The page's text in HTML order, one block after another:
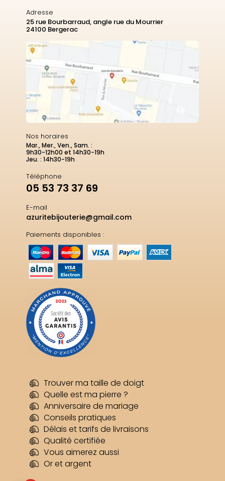
Adresse
25 rue Bourbarraud, angle rue du Mourrier
24100 Bergerac
Nos horaires
Mar., Mer., Ven., Sam. :
9h30-12h00 et 14h30-19h
Jeu. : 14h30-19h
Téléphone
05 53 73 37 69
E-mail
azuritebijouterie@gmail.com
Paiements disponibles :
Trouver ma taille de doigt
Quelle est ma pierre ?
Anniversaire de mariage
Conseils pratiques
Délais et tarifs de livraisons
Qualité certifiée
Vous aimerez aussi
Or et argent